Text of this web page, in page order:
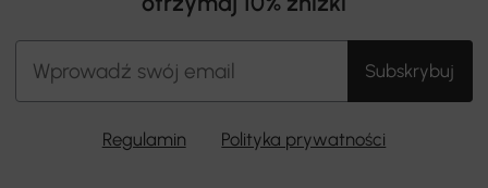
Subskrybuj
Regulamin Polityka prywatności